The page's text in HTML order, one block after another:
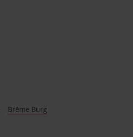
Brême Burg